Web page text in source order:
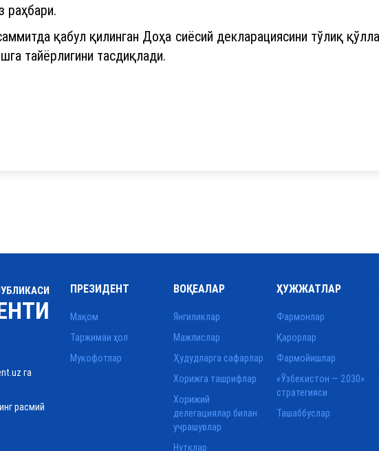
раҳбари.
қабул қилинган Доҳа сиёсий декларациясини тўлиқ
тайёрлигини тасдиқлади.
га
расмий
ПРЕЗИДЕНТ
Мақом
Таржимаи ҳол
Мукофотлар
ВОҚЕАЛАР
Янгиликлар
Мажлислар
Ҳудудларга сафарлар
Хорижга ташрифлар
Хорижий
делегациялар билан
учрашувлар
Нутқлар
ҲУЖЖАТЛАР
Фармонлар
Қарорлар
Фармойишлар
«Ўзбекистон — 2030»
стратегияси
Ташаббуслар